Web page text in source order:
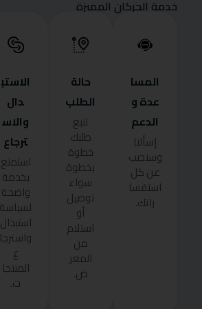
خدمة الحركان المميزة
المسا
عدة و
الدعم
إسألنا
وسنجيب
عن كل
استفسا
راتك.
حالة
الطلب
تتبع
طلبك
خطوة
بخطوة
سواء
توصيل
أو
استلام
من
المعر
ض.
الاستب
دال
والاس
ترجاع
استمتع
بخدمة
واضحة
لسياسة
استبدال
واسترجا
ع
المنتجا
ت.